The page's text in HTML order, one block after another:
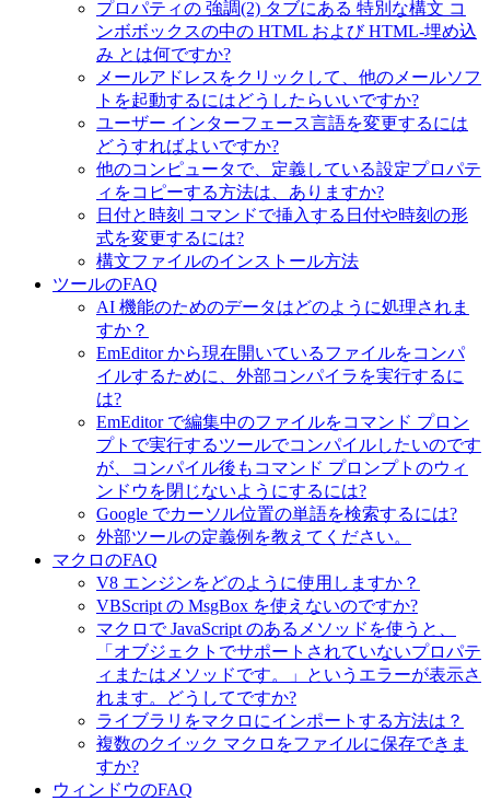
プロパティの 強調(2) タブにある 特別な構文 コ
ンボボックスの中の HTML および HTML-埋め込
み とは何ですか?
メールアドレスをクリックして、他のメールソフ
トを起動するにはどうしたらいいですか?
ユーザー インターフェース言語を変更するには
どうすればよいですか?
他のコンピュータで、定義している設定プロパテ
ィをコピーする方法は、ありますか?
日付と時刻 コマンドで挿入する日付や時刻の形
式を変更するには?
構文ファイルのインストール方法
ツールのFAQ
AI 機能のためのデータはどのように処理されま
すか？
EmEditor から現在開いているファイルをコンパ
イルするために、外部コンパイラを実行するに
は?
EmEditor で編集中のファイルをコマンド プロン
プトで実行するツールでコンパイルしたいのです
が、コンパイル後もコマンド プロンプトのウィ
ンドウを閉じないようにするには?
Google でカーソル位置の単語を検索するには?
外部ツールの定義例を教えてください。
マクロのFAQ
V8 エンジンをどのように使用しますか？
VBScript の MsgBox を使えないのですか?
マクロで JavaScript のあるメソッドを使うと、
「オブジェクトでサポートされていないプロパテ
ィまたはメソッドです。」というエラーが表示さ
れます。どうしてですか?
ライブラリをマクロにインポートする方法は？
複数のクイック マクロをファイルに保存できま
すか?
ウィンドウのFAQ